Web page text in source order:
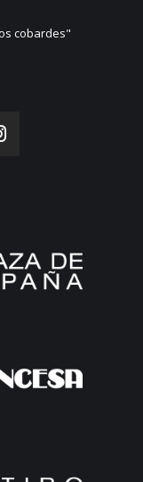
cobardes"